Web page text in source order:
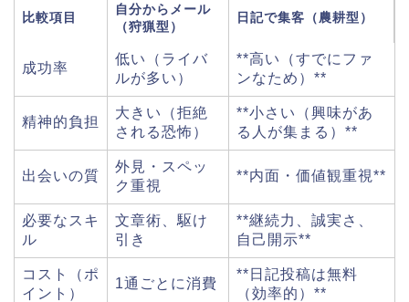
比較項目
自分からメール
（狩猟型）
日記で集客（農耕型）
成功率
低い（ライバ
ルが多い）
**高い（すでにファ
ンなため）**
精神的負担
大きい（拒絶
される恐怖）
**小さい（興味があ
る人が集まる）**
出会いの質
外見・スペッ
ク重視
**内面・価値観重視**
必要なスキ
ル
文章術、駆け
引き
**継続力、誠実さ、
自己開示**
コスト（ポ
イント）
1通ごとに消費
**日記投稿は無料
（効率的）**